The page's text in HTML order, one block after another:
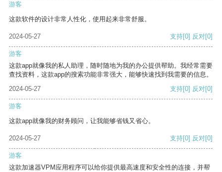
游客
这款软件的设计非常人性化，使用起来非常舒服。
2024-05-27 支持[0] 反对[0]
游客
这款app就像我的私人助理，随时随地为我的办公提供帮助。我经常需要
查找资料，这款app的搜索功能非常强大，能够快速找到我需要的信息。
2024-05-27
支持[0] 反对[0]
游客
这款app就像我的财务顾问，让我能够省钱又省心。
2024-05-27 支持[0] 反对[0]
游客
这款加速器VPM应用程序可以给你提供最高速度和安全性的连接，并帮